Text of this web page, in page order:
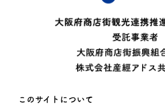
このサイトについて